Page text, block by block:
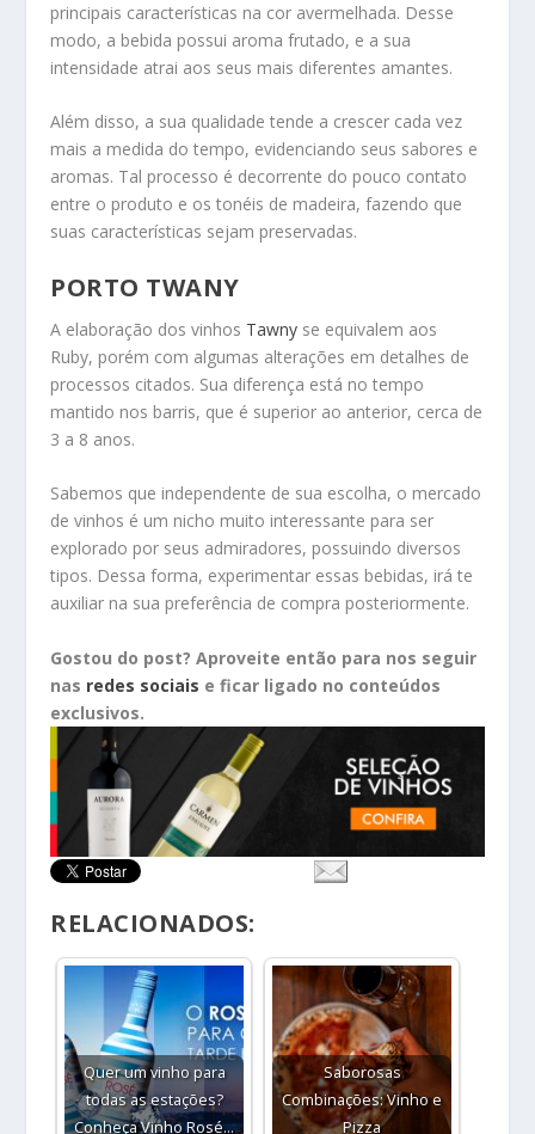
principais características na cor avermelhada. Desse
modo, a bebida possui aroma frutado, e a sua
intensidade atrai aos seus mais diferentes amantes.
Além disso, a sua qualidade tende a crescer cada vez
mais a medida do tempo, evidenciando seus sabores e
aromas. Tal processo é decorrente do pouco contato
entre o produto e os tonéis de madeira, fazendo que
suas características sejam preservadas.
PORTO TWANY
A elaboração dos vinhos Tawny se equivalem aos
Ruby, porém com algumas alterações em detalhes de
processos citados. Sua diferença está no tempo
mantido nos barris, que é superior ao anterior, cerca de
3 a 8 anos.
Sabemos que independente de sua escolha, o mercado
de vinhos é um nicho muito interessante para ser
explorado por seus admiradores, possuindo diversos
tipos. Dessa forma, experimentar essas bebidas, irá te
auxiliar na sua preferência de compra posteriormente.
Gostou do post? Aproveite então para nos seguir
nas redes sociais e ficar ligado no conteúdos
exclusivos.
RELACIONADOS:
Quer um vinho para
todas as estações?
Conheça Vinho Rosé…
Saborosas
Combinações: Vinho e
Pizza